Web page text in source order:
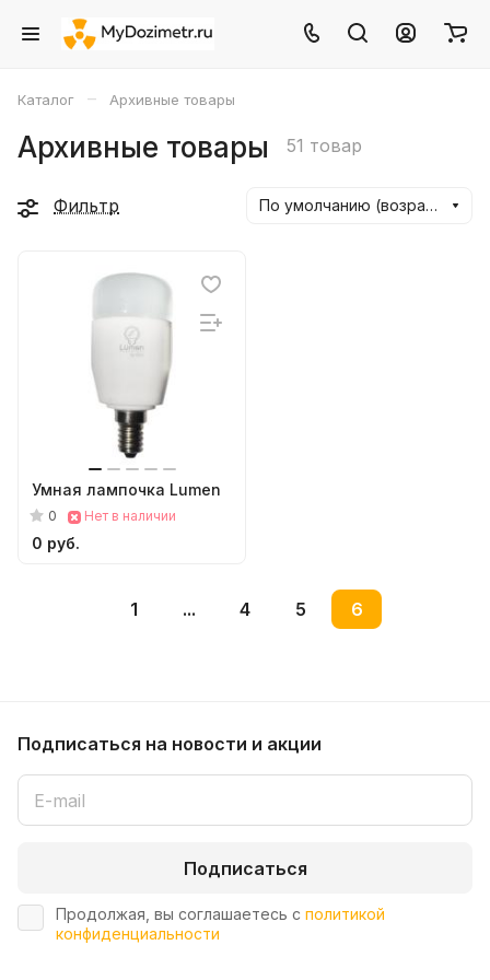
Каталог – Архивные товары
Архивные товары 51 товар
Фильтр По умолчанию (возрастание)
Умная лампочка Lumen
0 Нет в наличии
0 руб.
1 ... 4 5 6
Подписаться на новости и акции
Подписаться
Продолжая, вы соглашаетесь с политикой
конфиденциальности